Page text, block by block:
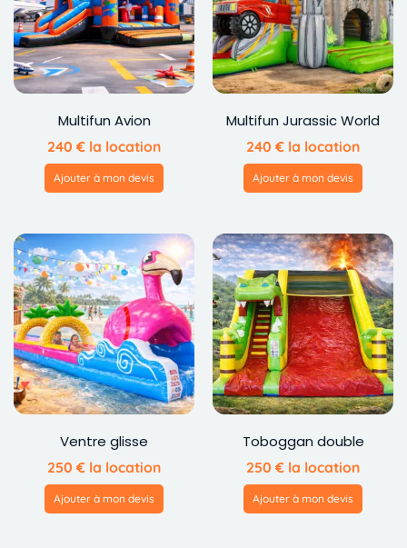
Multifun Avion
240 € la location
Ajouter à mon devis
Multifun Jurassic World
240 € la location
Ajouter à mon devis
Ventre glisse
250 € la location
Ajouter à mon devis
Toboggan double
250 € la location
Ajouter à mon devis